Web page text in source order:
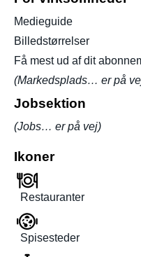
Medieguide
Billedstørrelser
Få mest ud af dit
(Markedsplads… er på
Jobsektion
(Jobs… er på vej)
Ikoner
Restauranter
Spisesteder